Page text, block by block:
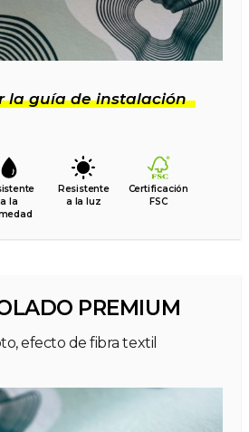
la guía de instalación
a la
Resistente
a la luz
Certificación
FSC
PREMIUM
efecto de fibra textil